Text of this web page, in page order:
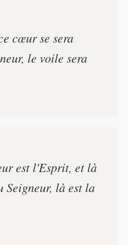
cœur se sera
le voile sera
est l'Esprit, et là
Seigneur, là est la